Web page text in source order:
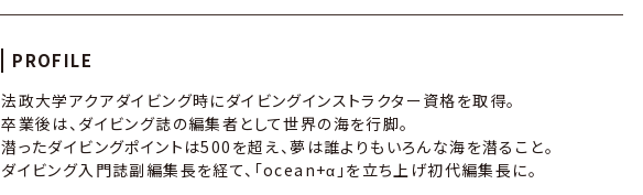
PROFILE
法政大学アクアダイビング時にダイビングインストラクター資格を取得。
卒業後は、ダイビング誌の編集者として世界の海を行脚。
潜ったダイビングポイントは500を超え、夢は誰よりもいろんな海を潜ること。
ダイビング入門誌副編集長を経て、「ocean+α」を立ち上げ初代編集長に。